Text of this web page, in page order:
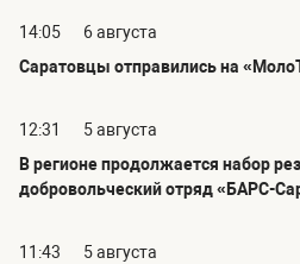
14:05
6 августа
Саратовцы отправились на
12:31
5 августа
В регионе продолжается набор
добровольческий отряд «БАРС-
11:43
5 августа